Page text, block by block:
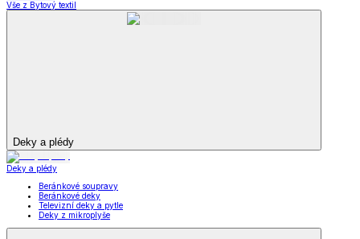
Vše z Bytový textil
Deky a plédy
Deky a plédy
Beránkové soupravy
Beránkové deky
Televizní deky a pytle
Deky z mikroplyše